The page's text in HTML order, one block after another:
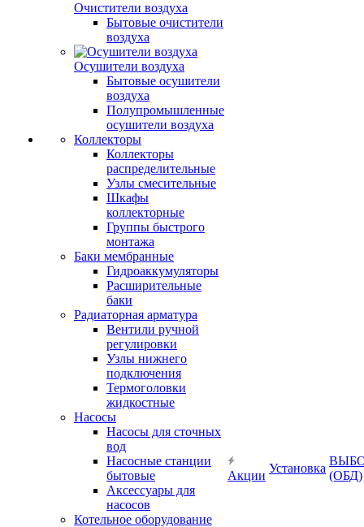
Очистители воздуха
Бытовые очистители
воздуха
Осушители воздуха
Бытовые осушители
воздуха
Полупромышленные
осушители воздуха
Коллекторы
Коллекторы
распределительные
Узлы смесительные
Шкафы
коллекторные
Группы быстрого
монтажа
Баки мембранные
Гидроаккумуляторы
Расширительные
баки
Радиаторная арматура
Вентили ручной
регулировки
Узлы нижнего
подключения
Термоголовки
жидкостные
Насосы
Насосы для сточных
вод
Насосные станции
бытовые
Аксессуары для
насосов
Котельное оборудование
Акции
Установка
(ОБД)